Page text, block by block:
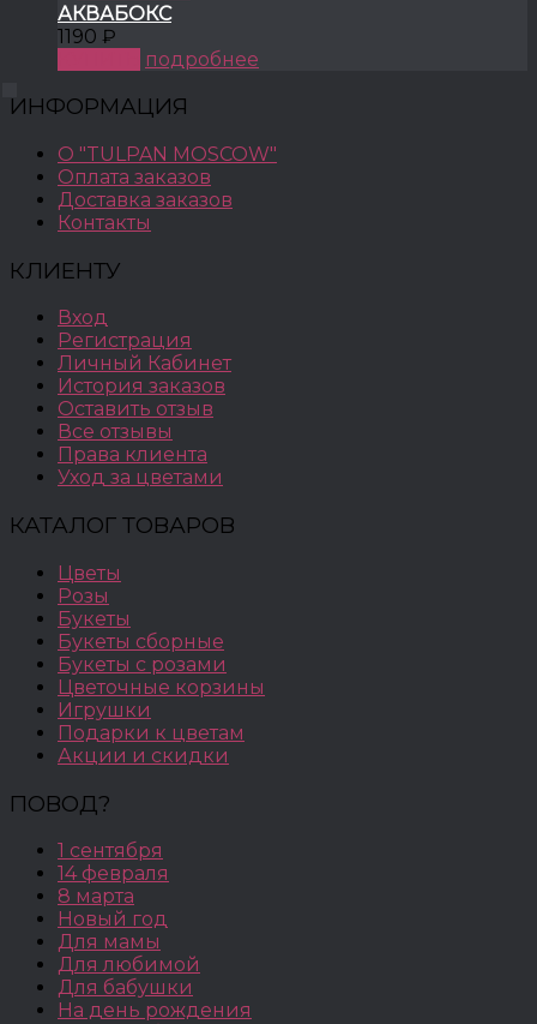
АКВАБОКС
1190 ₽
подробнее
ИНФОРМАЦИЯ
О "TULPAN MOSCOW"
Оплата заказов
Доставка заказов
Контакты
КЛИЕНТУ
Вход
Регистрация
Личный Кабинет
История заказов
Оставить отзыв
Все отзывы
Права клиента
Уход за цветами
КАТАЛОГ ТОВАРОВ
Цветы
Розы
Букеты
Букеты сборные
Букеты с розами
Цветочные корзины
Игрушки
Подарки к цветам
Акции и скидки
ПОВОД?
1 сентября
14 февраля
8 марта
Новый год
Для мамы
Для любимой
Для бабушки
На день рождения